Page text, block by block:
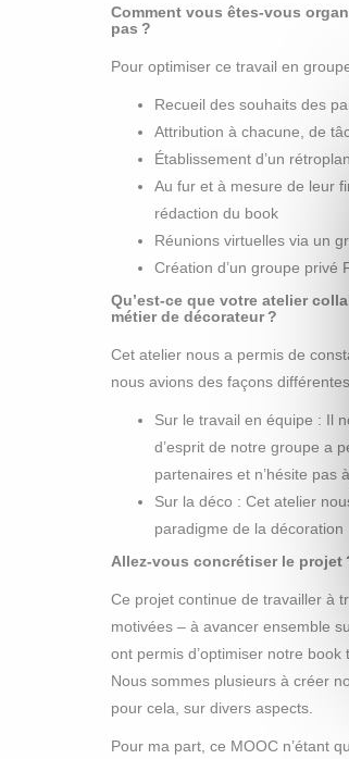
Comment vous êtes-vous
pas ?
Pour optimiser ce travail en
Recueil des souhaits des
Attribution à chacune, de
Établissement d’un
Au fur et à mesure de leur
rédaction du book
Réunions virtuelles via un
Création d’un groupe privé
Qu’est-ce que votre atelier
métier de décorateur ?
Cet atelier nous a permis de
nous avions des façons
Sur le travail en équipe : Il
d’esprit de notre groupe a
partenaires et n’hésite pas
Sur la déco : Cet atelier
paradigme de la décoration
Allez-vous concrétiser le projet
Ce projet continue de travailler à
motivées – à avancer ensemble
ont permis d’optimiser notre
Nous sommes plusieurs à créer
pour cela, sur divers aspects.
Pour ma part, ce MOOC n’étant